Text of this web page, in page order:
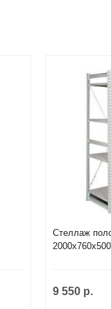
Стеллаж
9 550 р.